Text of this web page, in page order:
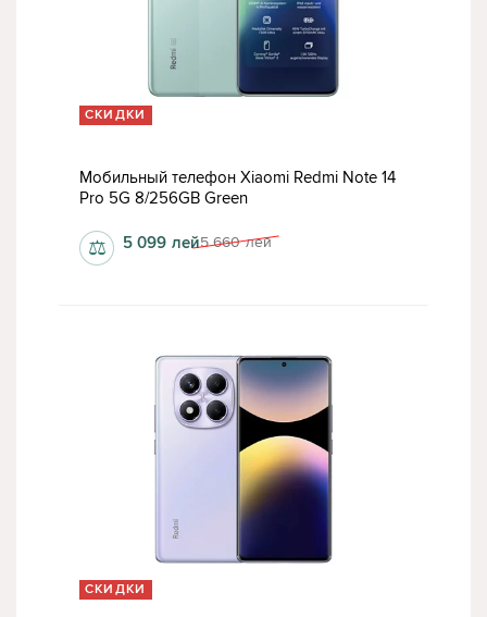
СКИДКИ
Мобильный телефон Xiaomi Redmi Note 14
Pro 5G 8/256GB Green
5 660 лей
5 099 лей
⚖
СКИДКИ